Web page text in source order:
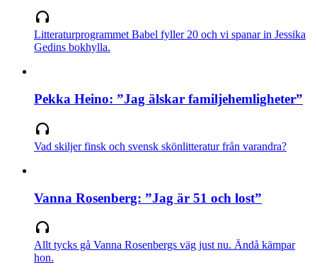
Litteraturprogrammet Babel fyller 20 och vi spanar in Jessika
Gedins bokhylla.
Pekka Heino: ”Jag älskar familjehemligheter”
Vad skiljer finsk och svensk skönlitteratur från varandra?
Vanna Rosenberg: ”Jag är 51 och lost”
Allt tycks gå Vanna Rosenbergs väg just nu. Ändå kämpar
hon.